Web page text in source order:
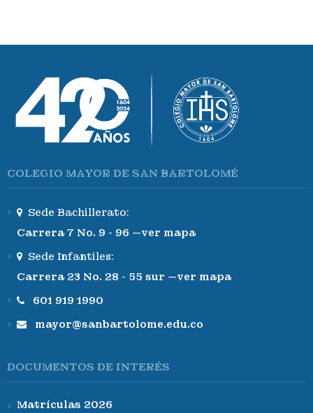
COLEGIO MAYOR DE SAN BARTOLOMÉ
Sede Bachillerato:
Carrera 7 No. 9 - 96 —ver mapa
Sede Infantiles:
Carrera 23 No. 28 - 55 sur —ver mapa
601 919 1990
mayor@sanbartolome.edu.co
DOCUMENTOS DE INTERÉS
Matrículas 2026